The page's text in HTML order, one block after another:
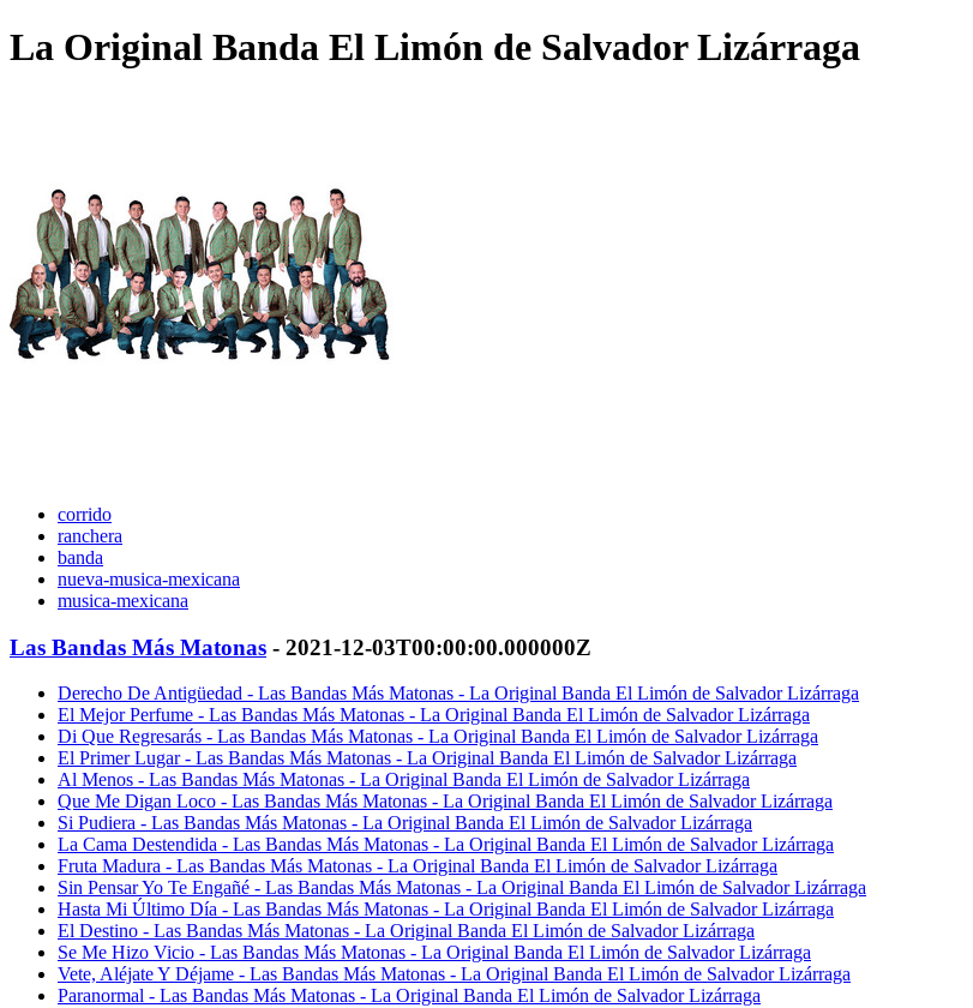
La Original Banda El Limón de Salvador Lizárraga
corrido
ranchera
banda
nueva-musica-mexicana
musica-mexicana
Las Bandas Más Matonas - 2021-12-03T00:00:00.000000Z
Derecho De Antigüedad - Las Bandas Más Matonas - La Original Banda El Limón de Salvador Lizárraga
El Mejor Perfume - Las Bandas Más Matonas - La Original Banda El Limón de Salvador Lizárraga
Di Que Regresarás - Las Bandas Más Matonas - La Original Banda El Limón de Salvador Lizárraga
El Primer Lugar - Las Bandas Más Matonas - La Original Banda El Limón de Salvador Lizárraga
Al Menos - Las Bandas Más Matonas - La Original Banda El Limón de Salvador Lizárraga
Que Me Digan Loco - Las Bandas Más Matonas - La Original Banda El Limón de Salvador Lizárraga
Si Pudiera - Las Bandas Más Matonas - La Original Banda El Limón de Salvador Lizárraga
La Cama Destendida - Las Bandas Más Matonas - La Original Banda El Limón de Salvador Lizárraga
Fruta Madura - Las Bandas Más Matonas - La Original Banda El Limón de Salvador Lizárraga
Sin Pensar Yo Te Engañé - Las Bandas Más Matonas - La Original Banda El Limón de Salvador Lizárraga
Hasta Mi Último Día - Las Bandas Más Matonas - La Original Banda El Limón de Salvador Lizárraga
El Destino - Las Bandas Más Matonas - La Original Banda El Limón de Salvador Lizárraga
Se Me Hizo Vicio - Las Bandas Más Matonas - La Original Banda El Limón de Salvador Lizárraga
Vete, Aléjate Y Déjame - Las Bandas Más Matonas - La Original Banda El Limón de Salvador Lizárraga
Paranormal - Las Bandas Más Matonas - La Original Banda El Limón de Salvador Lizárraga